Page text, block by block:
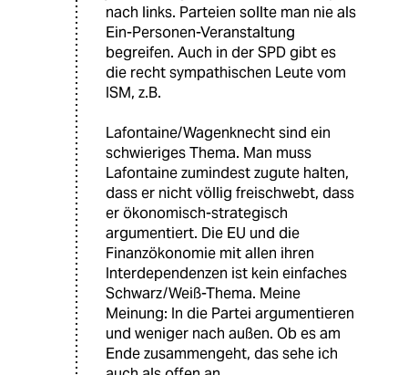
nach links. Parteien sollte man nie als
Ein-Personen-Veranstaltung
begreifen. Auch in der SPD gibt es
die recht sympathischen Leute vom
ISM, z.B.
Lafontaine/Wagenknecht sind ein
schwieriges Thema. Man muss
Lafontaine zumindest zugute halten,
dass er nicht völlig freischwebt, dass
er ökonomisch-strategisch
argumentiert. Die EU und die
Finanzökonomie mit allen ihren
Interdependenzen ist kein einfaches
Schwarz/Weiß-Thema. Meine
Meinung: In die Partei argumentieren
und weniger nach außen. Ob es am
Ende zusammengeht, das sehe ich